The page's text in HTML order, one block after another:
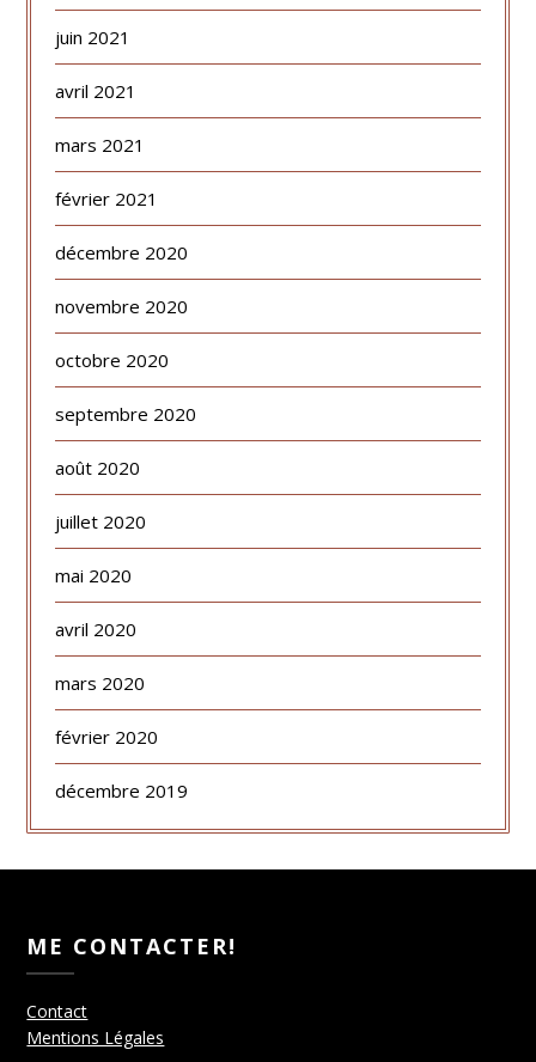
juin 2021
avril 2021
mars 2021
février 2021
décembre 2020
novembre 2020
octobre 2020
septembre 2020
août 2020
juillet 2020
mai 2020
avril 2020
mars 2020
février 2020
décembre 2019
ME CONTACTER!
Contact
Mentions Légales